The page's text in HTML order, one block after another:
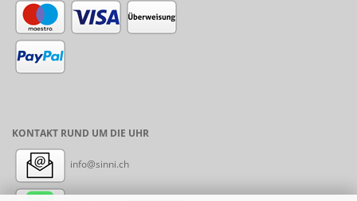
KONTAKT RUND UM DIE UHR
info@sinni.ch